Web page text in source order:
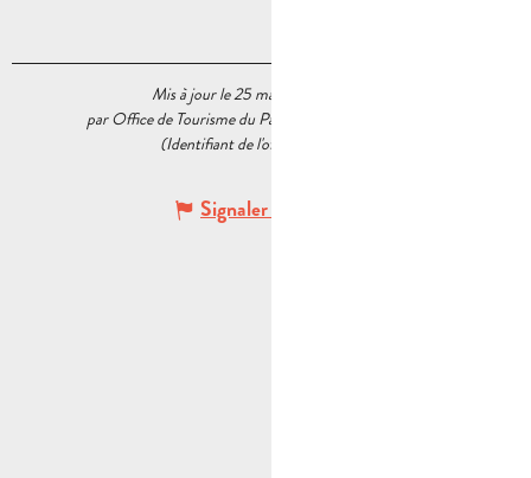
Mis à jour le 25 mars 2026 à 14:59
par Office de Tourisme du Pays d’Aubagne et de l’Étoile
(Identifiant de l'offre :
Signaler une erreur